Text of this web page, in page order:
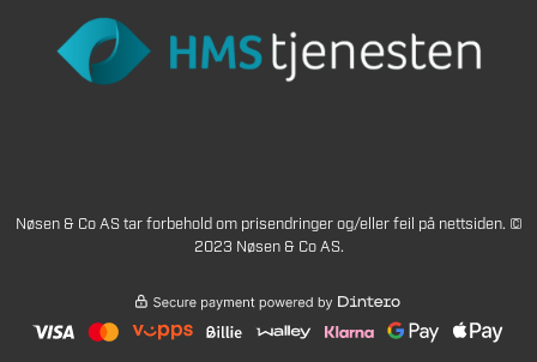
Nøsen & Co AS tar forbehold om prisendringer og/eller feil på nettsiden. ©
2023 Nøsen & Co AS.